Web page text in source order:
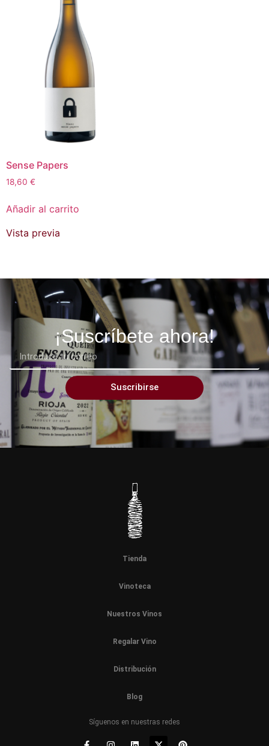
Sense Papers
18,60 €
Añadir al carrito
Vista previa
¡Suscríbete ahora!
Suscribirse
Tienda
Vinoteca
Nuestros Vinos
Regalar Vino
Distribución
Blog
Síguenos en nuestras redes